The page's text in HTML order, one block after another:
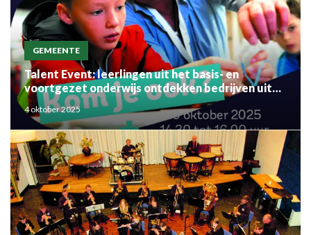
GEMEENTE
Talent Event: leerlingen uit het basis- en
voortgezet onderwijs ontdekken bedrijven uit
de regio
4 oktober 2025